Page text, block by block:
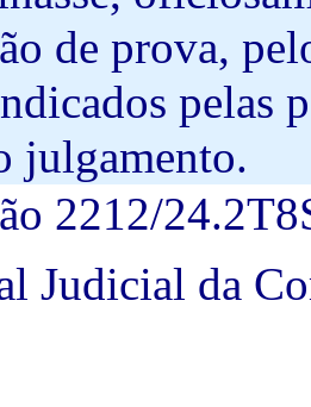
de prova,
pelas
julgamento.
2212/
Judicial da